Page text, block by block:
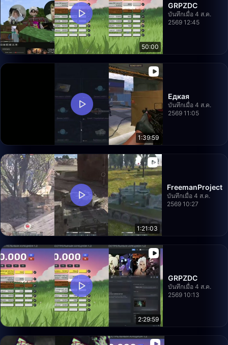
50:00
GRPZDC
บันทึกเมื่อ 4 ส.ค.
2569 12:45
1:39:59
Едкая
บันทึกเมื่อ 4 ส.ค.
2569 11:05
1:21:03
FreemanProject
บันทึกเมื่อ 4 ส.ค.
2569 10:27
2:29:59
GRPZDC
บันทึกเมื่อ 4 ส.ค.
2569 10:13